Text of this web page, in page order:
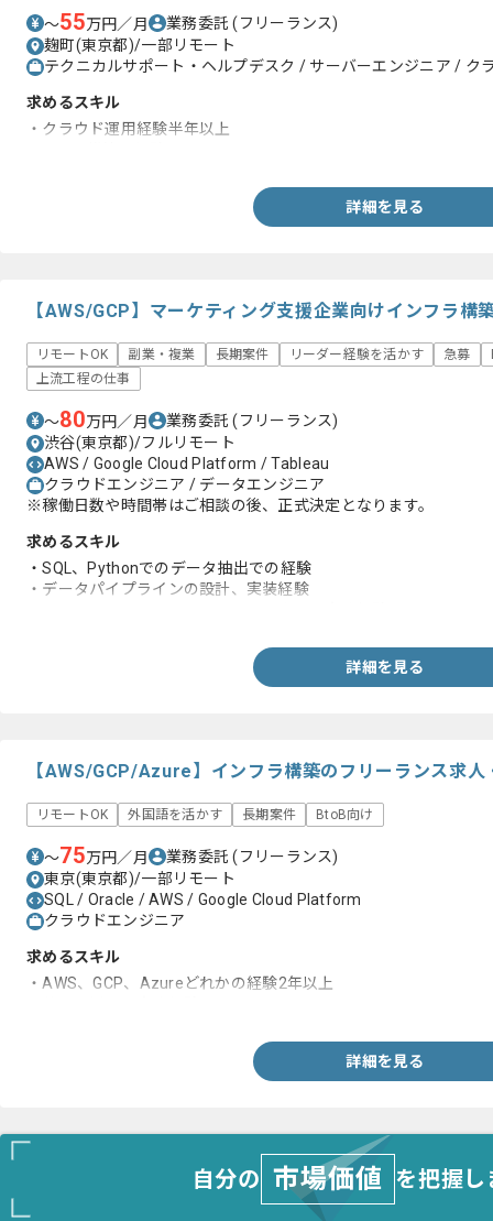
〜55万円／月 業務委託(フリーランス)
麹町(東京都)/一部リモート
テクニカルサポート・ヘルプデスク / サーバーエンジニア / ク
求めるスキル
・クラウド運用経験半年以上
詳細を見る
【AWS/GCP】マーケティング支援企業向けインフラ構
リモートOK 副業・複業 長期案件 リーダー経験を活かす 急募
上流工程の仕事
〜80万円／月 業務委託(フリーランス)
渋谷(東京都)/フルリモート
AWS / Google Cloud Platform / Tableau
クラウドエンジニア / データエンジニア
※稼働日数や時間帯はご相談の後、正式決定となります。
求めるスキル
・SQL、Pythonでのデータ抽出での経験
・データパイプラインの設計、実装経験
詳細を見る
【AWS/GCP/Azure】インフラ構築のフリーランス求人
リモートOK 外国語を活かす 長期案件 BtoB向け
〜75万円／月 業務委託(フリーランス)
東京(東京都)/一部リモート
SQL / Oracle / AWS / Google Cloud Platform
クラウドエンジニア
求めるスキル
・AWS、GCP、Azureどれかの経験2年以上
詳細を見る
自分の 市場価値 を把握